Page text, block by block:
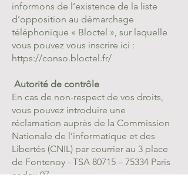
informons de l’existence de la liste
d’opposition au démarchage
téléphonique « Bloctel », sur laquelle
vous pouvez vous inscrire ici :
https://conso.bloctel.fr/
Autorité de contrôle
En cas de non-respect de vos droits,
vous pouvez introduire une
réclamation auprès de la Commission
Nationale de l’informatique et des
Libertés (CNIL) par courrier au 3 place
de Fontenoy - TSA 80715 – 75334 Paris
cedex 07.